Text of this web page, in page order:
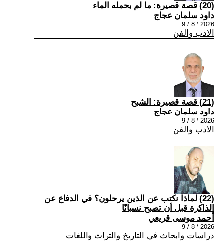
(20) قصة قصيرة: ما لم يحمله الماء
داود سلمان عجاج
2026 / 8 / 9
الادب والفن
(21) قصة قصيرة: الشبح
داود سلمان عجاج
2026 / 8 / 9
الادب والفن
(22) لماذا نكتب عن الذين يرحلون؟ في الدفاع عن
الذاكرة قبل أن تصبح نسيانًا
أحمد موسى قريعي
2026 / 8 / 9
دراسات وابحاث في التاريخ والتراث واللغات